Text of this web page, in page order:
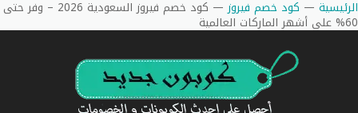
الرئيسية — كود خصم فيروز— كود خصم فيروز السعودية 2026 – وفر حتى
60% على أشهر الماركات العالمية